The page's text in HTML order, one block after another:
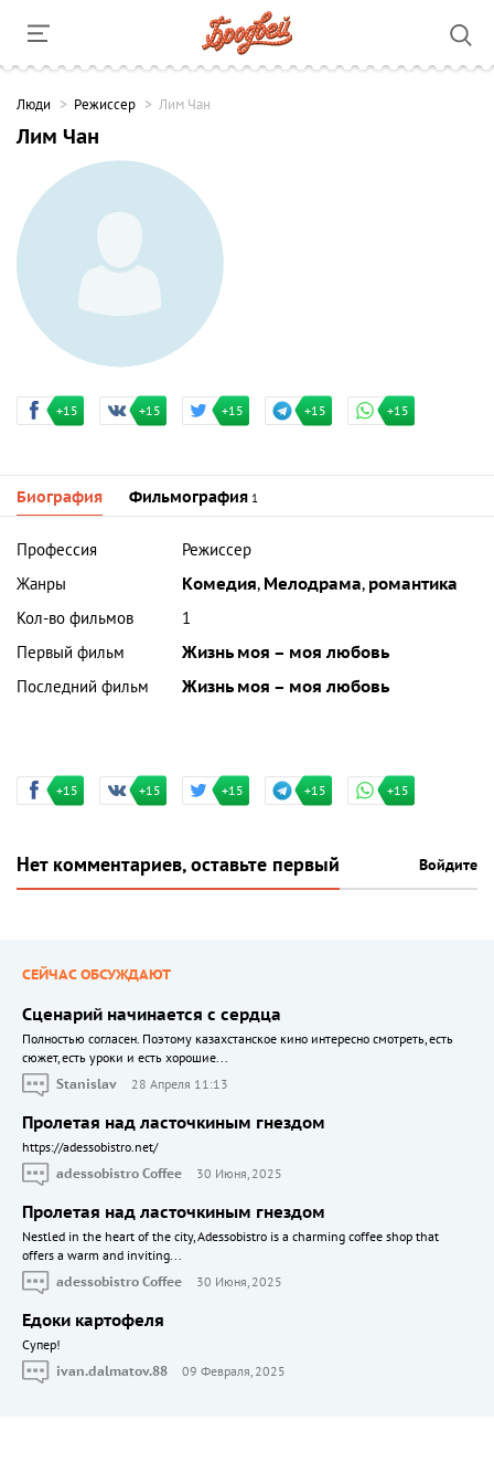
Люди Режиссер Лим Чан
Лим Чан
+15 +15 +15 +15 +15
Биография Фильмография 1
Профессия
Режиссер
Жанры
Комедия, Мелодрама, романтика
Кол-во фильмов
1
Первый фильм
Жизнь моя – моя любовь
Последний фильм
Жизнь моя – моя любовь
+15 +15 +15 +15 +15
Нет комментариев, оставьте первый Войдите
СЕЙЧАС ОБСУЖДАЮТ
Сценарий начинается с сердца
Полностью согласен. Поэтому казахстанское кино интересно смотреть, есть
сюжет, есть уроки и есть хорошие...
Stanislav
28 Апреля 11:13
Пролетая над ласточкиным гнездом
https://adessobistro.net/
adessobistro Coffee
30 Июня, 2025
Пролетая над ласточкиным гнездом
Nestled in the heart of the city, Adessobistro is a charming coffee shop that
offers a warm and inviting...
adessobistro Coffee
30 Июня, 2025
Едоки картофеля
Cупер!
ivan.dalmatov.88
09 Февраля, 2025